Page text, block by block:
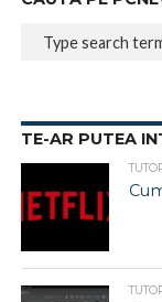
TE-AR PUTEA